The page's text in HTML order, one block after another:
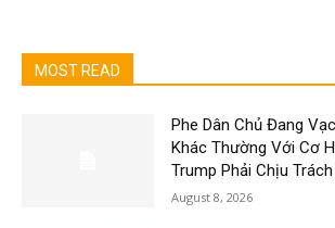
MOST READ
Phe Dân Chủ Đang
Khác Thường Với Cơ
Trump Phải Chịu Trách
August 8, 2026